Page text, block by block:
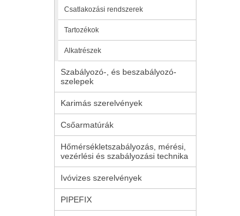
Csatlakozási rendszerek
Tartozékok
Alkatrészek
Szabályozó-, és beszabályozó-
szelepek
Karimás szerelvények
Csőarmatúrák
Hőmérsékletszabályozás, mérési,
vezérlési és szabályozási technika
Ivóvizes szerelvények
PIPEFIX